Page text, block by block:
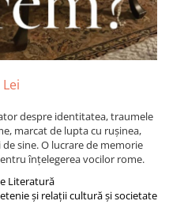
despre identitatea, traumele
marcat de lupta cu rușinea,
sine. O lucrare de memorie
înțelegerea vocilor rome.
Literatură
și relațiicultură și societate